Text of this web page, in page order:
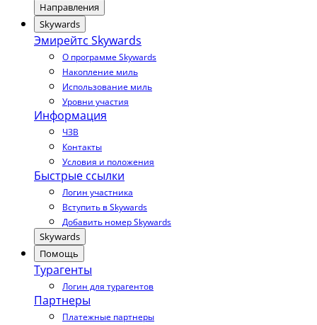
Направления
Skywards
Эмирейтс Skywards
О программе Skywards
Накопление миль
Использование миль
Уровни участия
Информация
ЧЗВ
Контакты
Условия и положения
Быстрые ссылки
Логин участника
Вступить в Skywards
Добавить номер Skywards
Skywards
Помощь
Турагенты
Логин для турагентов
Партнеры
Платежные партнеры